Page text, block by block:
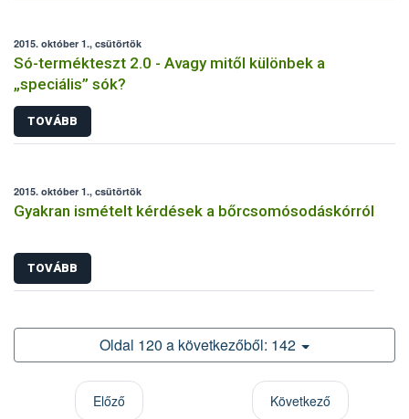
2015. október 1., csütörtök
Só-termékteszt 2.0 - Avagy mitől különbek a
„speciális” sók?
TOVÁBB
2015. október 1., csütörtök
Gyakran ismételt kérdések a bőrcsomósodáskórról
TOVÁBB
Oldal 120 a következőből: 142
Előző
Következő